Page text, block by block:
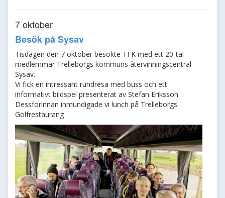
7 oktober
Besök på Sysav
Tisdagen den 7 oktober besökte TFK med ett 20-tal
medlemmar Trelleborgs kommuns återvinningscentral
Sysav.
Vi fick en intressant rundresa med buss och ett
informativt bildspel presenterat av Stefan Eriksson.
Dessförinnan inmundigade vi lunch på Trelleborgs
Golfrestaurang